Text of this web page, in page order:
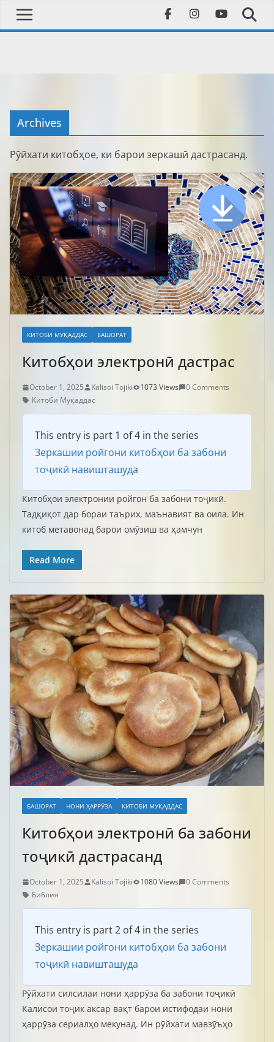
Skip
Archives
Рӯйхати китобҳое, ки барои зеркашӣ дастрасанд.
КИТОБИ МУҚАДДАС БАШОРАТ
Китобҳои электронӣ дастрас
October 1, 2025 Kalisoi Tojiki 1073 Views
0 Comments
Китоби Муқаддас
This entry is part 1 of 4 in the series
Зеркашии ройгони китобҳои ба забони
тоҷикӣ навишташуда
Китобҳои электронии ройгон ба забони тоҷикӣ.
Тадқиқот дар бораи таърих, маънавият ва оила. Ин
китоб метавонад барои омӯзиш ва ҳамчун
Read More
БАШОРАТ НОНИ ҲАРРӮЗА КИТОБИ МУҚАДДАС
Китобҳои электронӣ ба забони
тоҷикӣ дастрасанд
October 1, 2025 Kalisoi Tojiki 1080 Views
0 Comments
Библия
This entry is part 2 of 4 in the series
Зеркашии ройгони китобҳои ба забони
тоҷикӣ навишташуда
Рӯйхати силсилаи нони ҳаррӯза ба забони тоҷикӣ
Калисои тоҷик аксар вақт барои истифодаи нони
ҳаррӯза сериалҳо мекунад. Ин рӯйхати мавзӯъҳо